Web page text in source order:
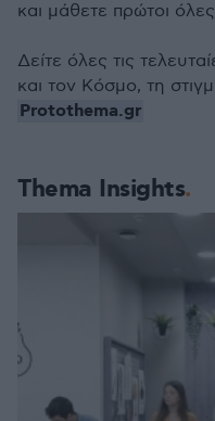
Thema Insights
και μάθετε πρώτοι όλες
Δείτε όλες τις
και τον Κόσμο, τη
Protothema.gr